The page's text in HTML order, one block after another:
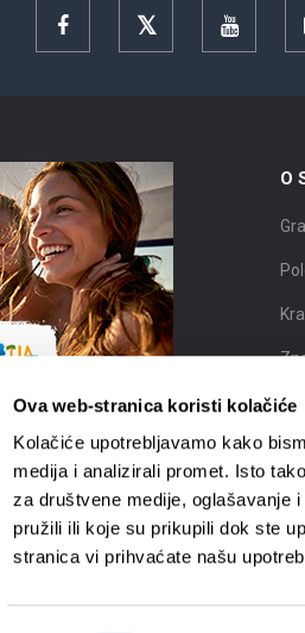
Ova web-stranica koristi kolačiće
Kolačiće upotrebljavamo kako
medija i analizirali promet. Isto
za društvene medije, oglašavanje
pružili ili koje su prikupili dok ste
stranica vi prihvaćate našu
Facebook
O